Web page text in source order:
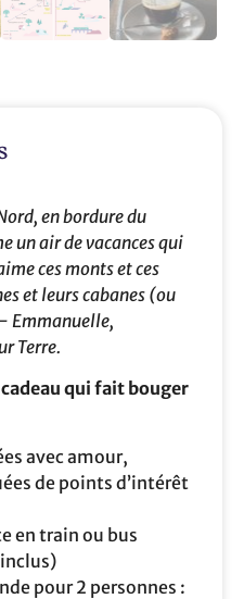
en bordure du
un air de vacances qui
ces monts et ces
et leurs cabanes (ou
Emmanuelle,
Terre.
cadeau qui fait bouger
avec amour,
de points d’intérêt
en train ou bus
pour 2 personnes :